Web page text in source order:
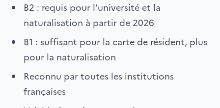
B2 : requis pour l’université et la
naturalisation à partir de 2026
B1 : suffisant pour la carte de résident, plus
pour la naturalisation
Reconnu par toutes les institutions
françaises